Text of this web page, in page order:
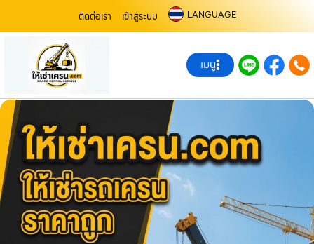
ติดต่อเรา เข้าสู่ระบบ LANGUAGE
เมนู